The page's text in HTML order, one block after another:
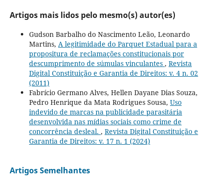
Artigos mais lidos pelo mesmo(s) autor(es)
Gudson Barbalho do Nascimento Leão, Leonardo
Martins, A legitimidade do Parquet Estadual para a
propositura de reclamações constitucionais por
descumprimento de súmulas vinculantes , Revista
Digital Constituição e Garantia de Direitos: v. 4 n. 02
(2011)
Fabrício Germano Alves, Hellen Dayane Dias Souza,
Pedro Henrique da Mata Rodrigues Sousa, Uso
indevido de marcas na publicidade parasitária
desenvolvida nas mídias sociais como crime de
concorrência desleal. , Revista Digital Constituição e
Garantia de Direitos: v. 17 n. 1 (2024)
Artigos Semelhantes